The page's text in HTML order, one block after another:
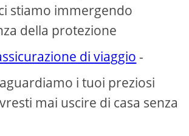
stiamo immergendo
della protezione
di viaggio -
i tuoi preziosi
mai uscire di casa senza